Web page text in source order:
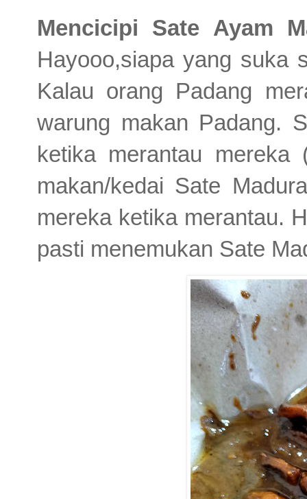
Mencicipi Sate Ayam
Hayooo,siapa yang suka
Kalau orang Padang
warung makan Padang.
ketika merantau mereka
makan/kedai Sate
mereka ketika merantau.
pasti menemukan Sate